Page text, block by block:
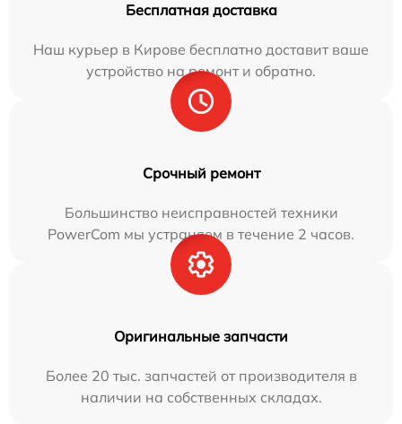
Бесплатная доставка
Наш курьер в Кирове бесплатно доставит ваше
устройство на ремонт и обратно.
Срочный ремонт
Большинство неисправностей техники
PowerCom мы устраняем в течение 2 часов.
Оригинальные запчасти
Более 20 тыс. запчастей от производителя в
наличии на собственных складах.